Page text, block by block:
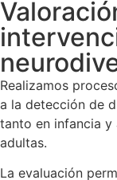
Realizamos
a la detección de
tanto en infancia y
adultas.
La evaluación